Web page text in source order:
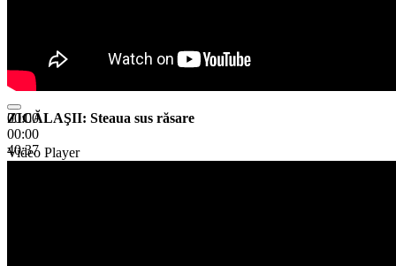
00:00
00:00
40:37
ZICĂLAŞII: Steaua sus răsare
Video Player